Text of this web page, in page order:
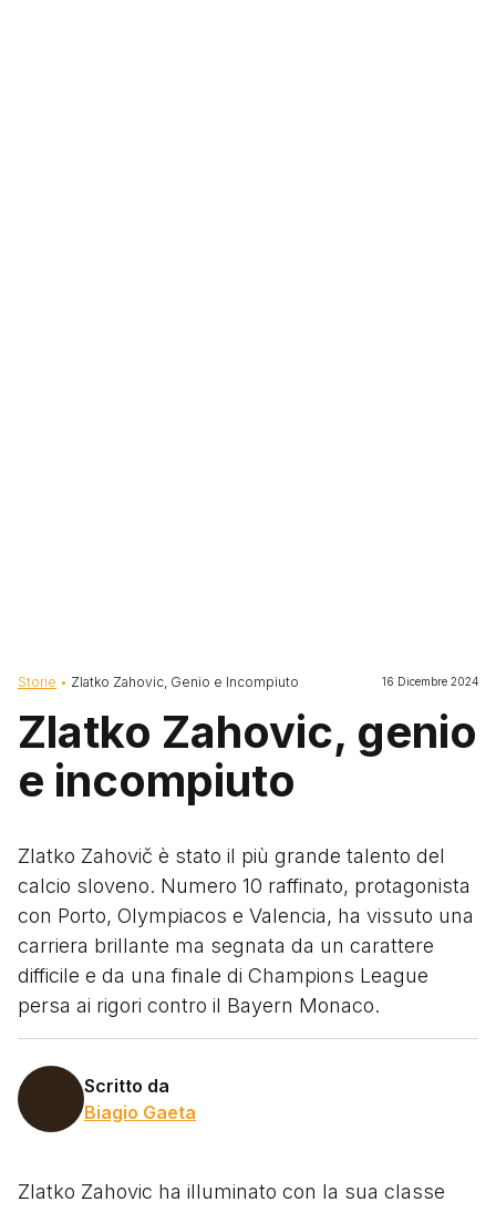
Briciole di pane
Storie Zlatko Zahovic, Genio e Incompiuto 16 Dicembre 2024
Zlatko Zahovic, genio
e incompiuto
Zlatko Zahovič è stato il più grande talento del
calcio sloveno. Numero 10 raffinato, protagonista
con Porto, Olympiacos e Valencia, ha vissuto una
carriera brillante ma segnata da un carattere
difficile e da una finale di Champions League
persa ai rigori contro il Bayern Monaco.
Scritto da
Biagio Gaeta
Zlatko Zahovic ha illuminato con la sua classe